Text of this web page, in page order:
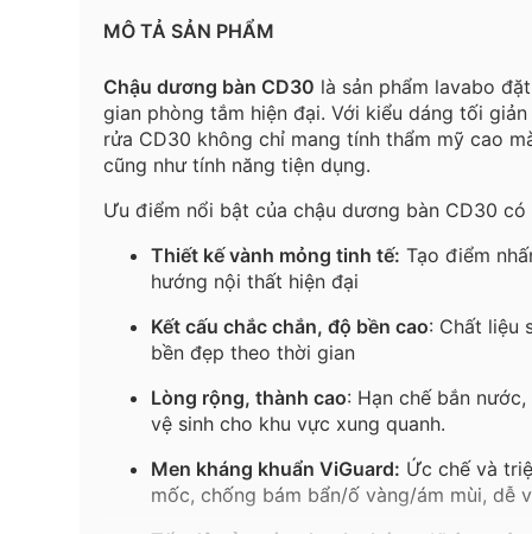
MÔ TẢ SẢN PHẨM
Chậu dương bàn CD30 là sản phẩm lavabo đặt
gian phòng tắm hiện đại. Với kiểu dáng tối giản
rửa CD30 không chỉ mang tính thẩm mỹ cao
cũng như tính năng tiện dụng.
Ưu điểm nổi bật của chậu dương bàn CD30 có
Thiết kế vành mỏng tinh tế: Tạo điểm
hướng nội thất hiện đại
Kết cấu chắc chắn, độ bền cao: Chất liệu
bền đẹp theo thời gian
Lòng rộng, thành cao: Hạn chế bắn nước,
vệ sinh cho khu vực xung quanh.
Men kháng khuẩn ViGuard: Ức chế và
mốc, chống bám bẩn/ố vàng/ám mùi, dễ